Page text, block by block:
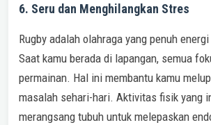
6. Seru dan Menghilangkan Stres
Rugby adalah olahraga yang penuh
Saat kamu berada di lapangan, semua
permainan. Hal ini membantu kamu
masalah sehari-hari. Aktivitas fisik yang
merangsang tubuh untuk melepaskan